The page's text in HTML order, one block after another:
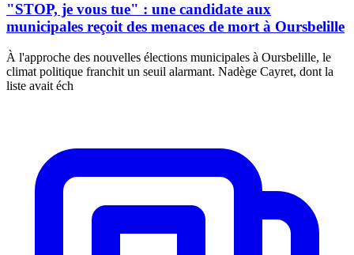
"STOP, je vous tue" : une candidate aux
municipales reçoit des menaces de mort à Oursbelille
À l'approche des nouvelles élections municipales à Oursbelille, le
climat politique franchit un seuil alarmant. Nadège Cayret, dont la
liste avait éch